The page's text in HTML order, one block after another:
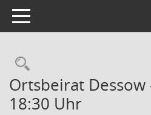
Toggle navigation
Rechercheauswahl
Ortsbeirat Dessow
18:30 Uhr